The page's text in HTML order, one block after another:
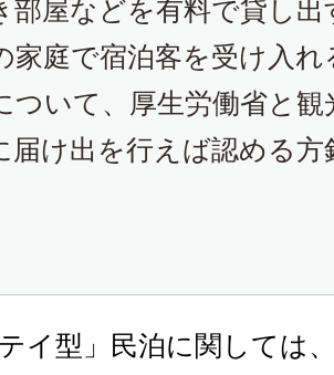
部屋などを有料で貸し出
家庭で宿泊客を受け入
ついて、厚生労働省と観
届け出を行えば認める
テイ型」民泊に関しては